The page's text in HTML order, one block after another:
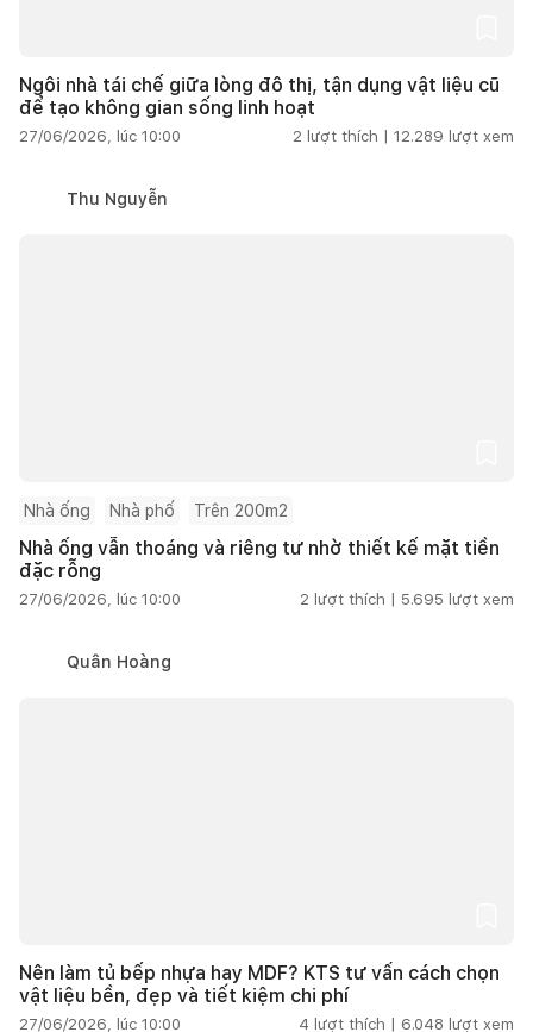
Ngôi nhà tái chế giữa lòng đô thị, tận dụng vật liệu cũ
để tạo không gian sống linh hoạt
27/06/2026, lúc 10:00 2 lượt thích | 12.289 lượt xem
Thu Nguyễn
Nhà ống Nhà phố Trên 200m2
Nhà ống vẫn thoáng và riêng tư nhờ thiết kế mặt tiền
đặc rỗng
27/06/2026, lúc 10:00 2 lượt thích | 5.695 lượt xem
Quân Hoàng
Nên làm tủ bếp nhựa hay MDF? KTS tư vấn cách chọn
vật liệu bền, đẹp và tiết kiệm chi phí
27/06/2026, lúc 10:00 4 lượt thích | 6.048 lượt xem